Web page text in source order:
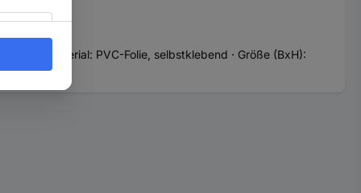
· Material: PVC-Folie, selbstklebend · Größe (BxH):